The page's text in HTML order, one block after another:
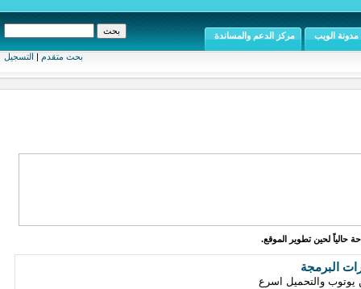
بحث متقدم | التسجيل
مدونة الويب مركز الدعم والمساندة
حالياً لحين تطوير الموقع.
البرمجة
يوتوب والتحميل اسرع